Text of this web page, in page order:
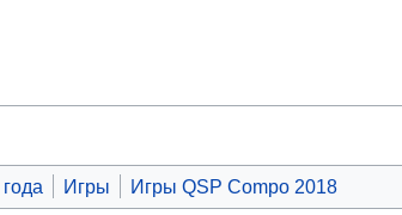
Игры Игры QSP Compo 2018